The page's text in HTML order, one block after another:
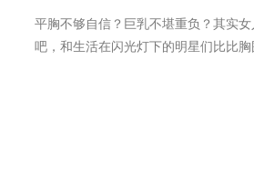
平胸不够自信？巨乳不堪重负？其实
吧，和生活在闪光灯下的明星们比比